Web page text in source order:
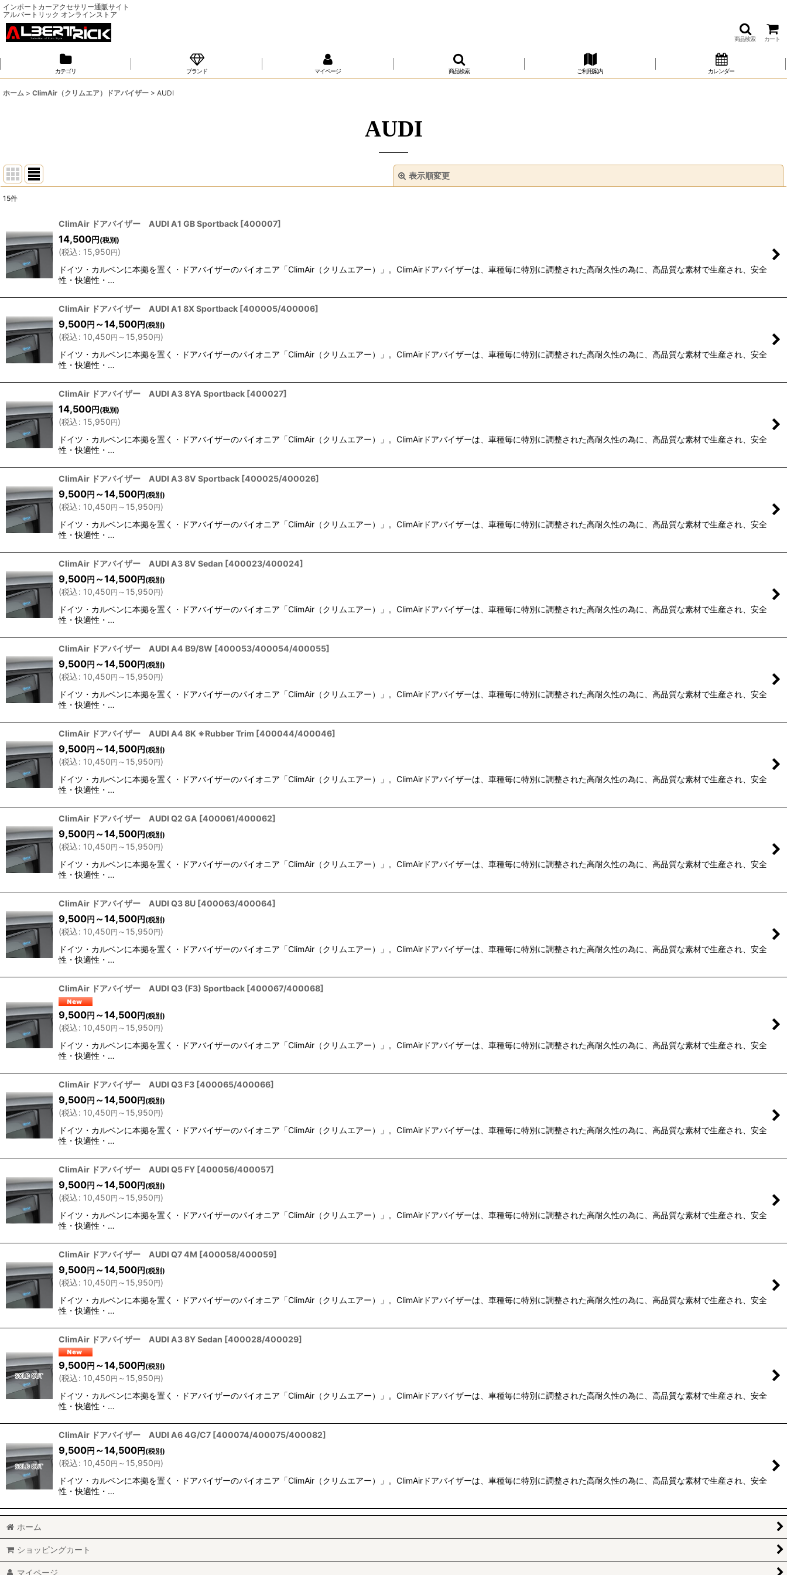
インポートカーアクセサリー通販サイト
アルバートリック オンラインストア
商品検索 カート
カテゴリ ブランド マイページ 商品検索 ご利用案内 カレンダー
ホーム > ClimAir（クリムエア）ドアバイザー > AUDI
AUDI
表示順変更
並び順:
絞り込む
15件
ClimAir ドアバイザー AUDI A1 GB Sportback [400007]
14,500円 (税別)
(税込: 15,950円)
ドイツ・カルベンに本拠を置く・ドアバイザーのパイオニア「ClimAir（クリムエアー）」。ClimAirドアバイザーは、車種毎に特別に調整された高耐久性の為に、高品質な素材で生産され、安全
性・快適性・…
ClimAir ドアバイザー AUDI A1 8X Sportback [400005/400006]
9,500円 ～14,500円 (税別)
(税込: 10,450円 ～15,950円)
ドイツ・カルベンに本拠を置く・ドアバイザーのパイオニア「ClimAir（クリムエアー）」。ClimAirドアバイザーは、車種毎に特別に調整された高耐久性の為に、高品質な素材で生産され、安全
性・快適性・…
ClimAir ドアバイザー AUDI A3 8YA Sportback [400027]
14,500円 (税別)
(税込: 15,950円)
ドイツ・カルベンに本拠を置く・ドアバイザーのパイオニア「ClimAir（クリムエアー）」。ClimAirドアバイザーは、車種毎に特別に調整された高耐久性の為に、高品質な素材で生産され、安全
性・快適性・…
ClimAir ドアバイザー AUDI A3 8V Sportback [400025/400026]
9,500円 ～14,500円 (税別)
(税込: 10,450円 ～15,950円)
ドイツ・カルベンに本拠を置く・ドアバイザーのパイオニア「ClimAir（クリムエアー）」。ClimAirドアバイザーは、車種毎に特別に調整された高耐久性の為に、高品質な素材で生産され、安全
性・快適性・…
ClimAir ドアバイザー AUDI A3 8V Sedan [400023/400024]
9,500円 ～14,500円 (税別)
(税込: 10,450円 ～15,950円)
ドイツ・カルベンに本拠を置く・ドアバイザーのパイオニア「ClimAir（クリムエアー）」。ClimAirドアバイザーは、車種毎に特別に調整された高耐久性の為に、高品質な素材で生産され、安全
性・快適性・…
ClimAir ドアバイザー AUDI A4 B9/8W [400053/400054/400055]
9,500円 ～14,500円 (税別)
(税込: 10,450円 ～15,950円)
ドイツ・カルベンに本拠を置く・ドアバイザーのパイオニア「ClimAir（クリムエアー）」。ClimAirドアバイザーは、車種毎に特別に調整された高耐久性の為に、高品質な素材で生産され、安全
性・快適性・…
ClimAir ドアバイザー AUDI A4 8K ※Rubber Trim [400044/400046]
9,500円 ～14,500円 (税別)
(税込: 10,450円 ～15,950円)
ドイツ・カルベンに本拠を置く・ドアバイザーのパイオニア「ClimAir（クリムエアー）」。ClimAirドアバイザーは、車種毎に特別に調整された高耐久性の為に、高品質な素材で生産され、安全
性・快適性・…
ClimAir ドアバイザー AUDI Q2 GA [400061/400062]
9,500円 ～14,500円 (税別)
(税込: 10,450円 ～15,950円)
ドイツ・カルベンに本拠を置く・ドアバイザーのパイオニア「ClimAir（クリムエアー）」。ClimAirドアバイザーは、車種毎に特別に調整された高耐久性の為に、高品質な素材で生産され、安全
性・快適性・…
ClimAir ドアバイザー AUDI Q3 8U [400063/400064]
9,500円 ～14,500円 (税別)
(税込: 10,450円 ～15,950円)
ドイツ・カルベンに本拠を置く・ドアバイザーのパイオニア「ClimAir（クリムエアー）」。ClimAirドアバイザーは、車種毎に特別に調整された高耐久性の為に、高品質な素材で生産され、安全
性・快適性・…
ClimAir ドアバイザー AUDI Q3 (F3) Sportback [400067/400068]
9,500円 ～14,500円 (税別)
(税込: 10,450円 ～15,950円)
ドイツ・カルベンに本拠を置く・ドアバイザーのパイオニア「ClimAir（クリムエアー）」。ClimAirドアバイザーは、車種毎に特別に調整された高耐久性の為に、高品質な素材で生産され、安全
性・快適性・…
ClimAir ドアバイザー AUDI Q3 F3 [400065/400066]
9,500円 ～14,500円 (税別)
(税込: 10,450円 ～15,950円)
ドイツ・カルベンに本拠を置く・ドアバイザーのパイオニア「ClimAir（クリムエアー）」。ClimAirドアバイザーは、車種毎に特別に調整された高耐久性の為に、高品質な素材で生産され、安全
性・快適性・…
ClimAir ドアバイザー AUDI Q5 FY [400056/400057]
9,500円 ～14,500円 (税別)
(税込: 10,450円 ～15,950円)
ドイツ・カルベンに本拠を置く・ドアバイザーのパイオニア「ClimAir（クリムエアー）」。ClimAirドアバイザーは、車種毎に特別に調整された高耐久性の為に、高品質な素材で生産され、安全
性・快適性・…
ClimAir ドアバイザー AUDI Q7 4M [400058/400059]
9,500円 ～14,500円 (税別)
(税込: 10,450円 ～15,950円)
ドイツ・カルベンに本拠を置く・ドアバイザーのパイオニア「ClimAir（クリムエアー）」。ClimAirドアバイザーは、車種毎に特別に調整された高耐久性の為に、高品質な素材で生産され、安全
性・快適性・…
ClimAir ドアバイザー AUDI A3 8Y Sedan [400028/400029]
9,500円 ～14,500円 (税別)
(税込: 10,450円 ～15,950円)
ドイツ・カルベンに本拠を置く・ドアバイザーのパイオニア「ClimAir（クリムエアー）」。ClimAirドアバイザーは、車種毎に特別に調整された高耐久性の為に、高品質な素材で生産され、安全
性・快適性・…
ClimAir ドアバイザー AUDI A6 4G/C7 [400074/400075/400082]
9,500円 ～14,500円 (税別)
(税込: 10,450円 ～15,950円)
ドイツ・カルベンに本拠を置く・ドアバイザーのパイオニア「ClimAir（クリムエアー）」。ClimAirドアバイザーは、車種毎に特別に調整された高耐久性の為に、高品質な素材で生産され、安全
性・快適性・…
ホーム
ショッピングカート
マイページ